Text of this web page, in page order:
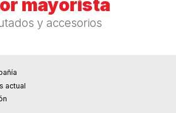
mayorista
y accesorios
actual